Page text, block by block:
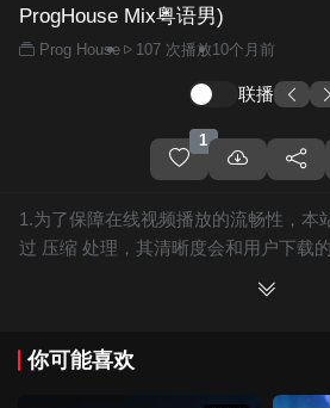
ProgHouse Mix粤语男)
Prog House 107 次播放10个月前
联播
1
1.为了保障在线视频播放的流畅性，本
过 压缩 处理，其清晰度会和用户下载
保证高清晰。
3.如果你喜欢 《【172Mix独家】巫启
你可能喜欢